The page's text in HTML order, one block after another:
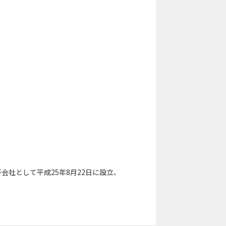
社として平成25年8月22日に設立、